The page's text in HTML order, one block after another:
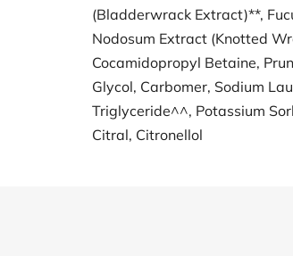
(Bladderwrack Extract)**,
Nodosum Extract (Knotted
Cocamidopropyl Betaine,
Glycol, Carbomer, Sodium
Triglyceride^^, Potassium
Citral, Citronellol